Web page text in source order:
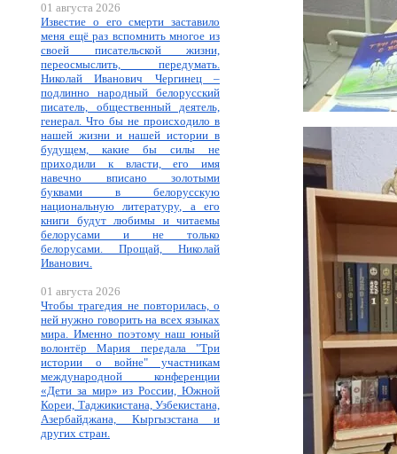
01 августа 2026
Известие о его смерти заставило
меня ещё раз вспомнить многое из
своей писательской жизни,
переосмыслить, передумать.
Николай Иванович Чергинец –
подлинно народный белорусский
писатель, общественный деятель,
генерал. Что бы не происходило в
нашей жизни и нашей истории в
будущем, какие бы силы не
приходили к власти, его имя
навечно вписано золотыми
буквами в белорусскую
национальную литературу, а его
книги будут любимы и читаемы
белорусами и не только
белорусами. Прощай, Николай
Иванович.
01 августа 2026
Чтобы трагедия не повторилась, о
ней нужно говорить на всех языках
мира. Именно поэтому наш юный
волонтёр Мария передала "Три
истории о войне" участникам
международной конференции
«Дети за мир» из России, Южной
Кореи, Таджикистана, Узбекистана,
Азербайджана, Кыргызстана и
других стран.